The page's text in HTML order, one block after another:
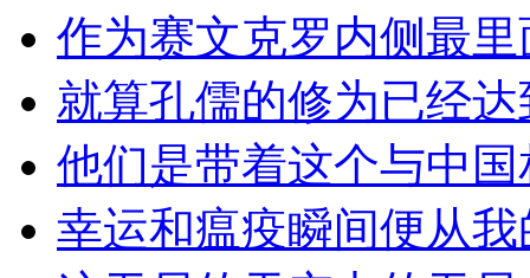
作为赛文克罗内侧最
就算孔儒的修为已经
他们是带着这个与中
幸运和瘟疫瞬间便从